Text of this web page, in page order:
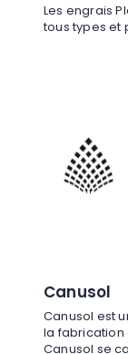
Les engrais
tous types et
Canusol
Canusol est
la fabrication
Canusol se